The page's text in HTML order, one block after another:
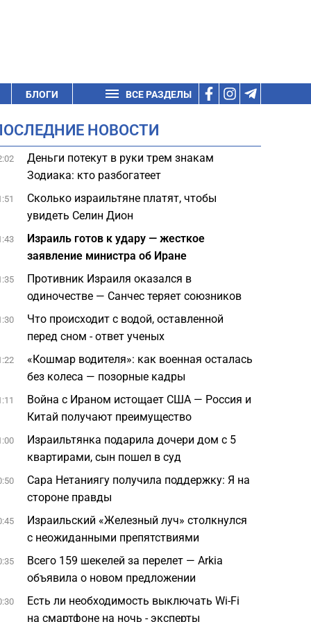
БЛОГИ ВСЕ РАЗДЕЛЫ
НОВОСТИ
Деньги потекут в руки трем знакам
Зодиака: кто разбогатеет
Сколько израильтяне платят, чтобы
увидеть Селин Дион
Израиль готов к удару — жесткое
заявление министра об Иране
Противник Израиля оказался в
одиночестве — Санчес теряет союзников
Что происходит с водой, оставленной
перед сном - ответ ученых
«Кошмар водителя»: как военная осталась
без колеса — позорные кадры
Война с Ираном истощает США — Россия и
Китай получают преимущество
Израильтянка подарила дочери дом с 5
квартирами, сын пошел в суд
Сара Нетаниягу получила поддержку: Я на
стороне правды
Израильский «Железный луч» столкнулся
с неожиданными препятствиями
Всего 159 шекелей за перелет — Arkia
объявила о новом предложении
Есть ли необходимость выключать Wi-Fi
на смартфоне на ночь - эксперты